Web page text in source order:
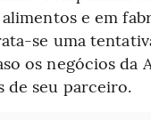
e em
se uma
os negócios da
de seu parceiro.